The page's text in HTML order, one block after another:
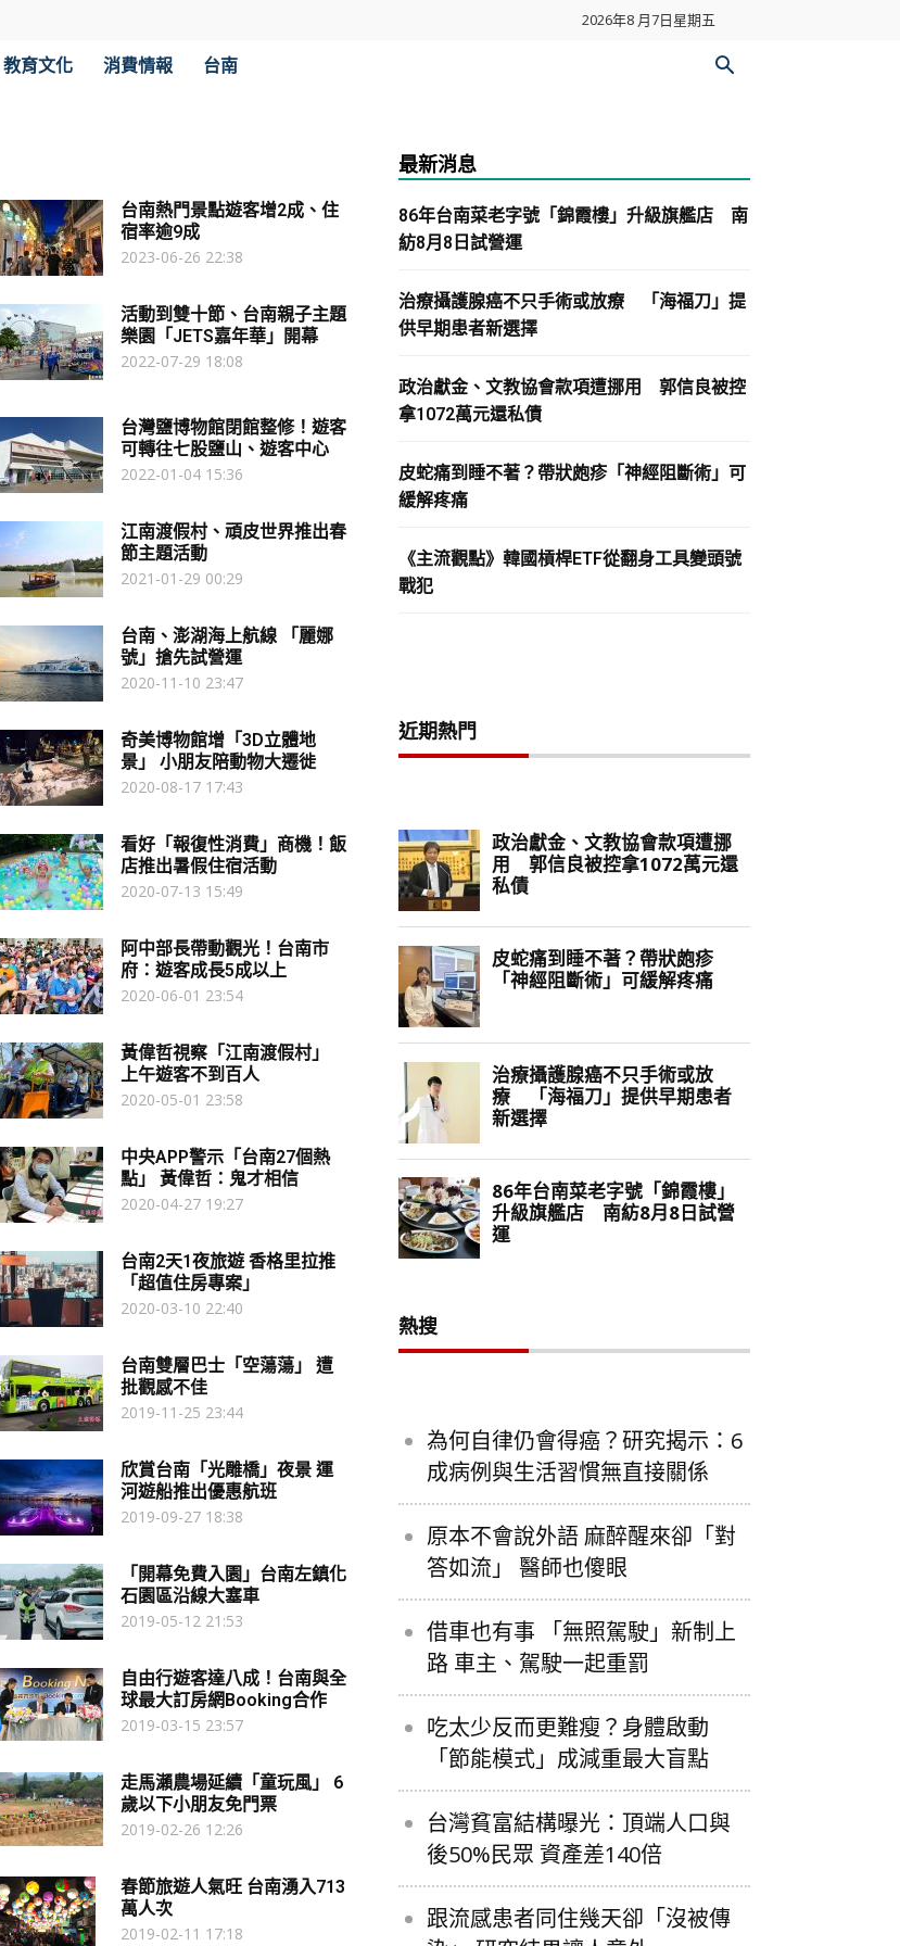
2026年8 月7日星期五
教育文化 消費情報 台南
台南熱門景點遊客增2成、住
宿率逾9成
2023-06-26 22:38
活動到雙十節、台南親子主題
樂園「JETS嘉年華」開幕
2022-07-29 18:08
台灣鹽博物館閉館整修！遊客
可轉往七股鹽山、遊客中心
2022-01-04 15:36
江南渡假村、頑皮世界推出春
節主題活動
2021-01-29 00:29
台南、澎湖海上航線 「麗娜
號」搶先試營運
2020-11-10 23:47
奇美博物館增「3D立體地
景」 小朋友陪動物大遷徙
2020-08-17 17:43
看好「報復性消費」商機！飯
店推出暑假住宿活動
2020-07-13 15:49
阿中部長帶動觀光！台南市
府：遊客成長5成以上
2020-06-01 23:54
黃偉哲視察「江南渡假村」
上午遊客不到百人
2020-05-01 23:58
中央APP警示「台南27個熱
點」 黃偉哲：鬼才相信
2020-04-27 19:27
台南2天1夜旅遊 香格里拉推
「超值住房專案」
2020-03-10 22:40
台南雙層巴士「空蕩蕩」 遭
批觀感不佳
2019-11-25 23:44
欣賞台南「光雕橋」夜景 運
河遊船推出優惠航班
2019-09-27 18:38
「開幕免費入園」台南左鎮化
石園區沿線大塞車
2019-05-12 21:53
自由行遊客達八成！台南與全
球最大訂房網Booking合作
2019-03-15 23:57
走馬瀨農場延續「童玩風」 6
歲以下小朋友免門票
2019-02-26 12:26
春節旅遊人氣旺 台南湧入713
萬人次
2019-02-11 17:18
最新消息
86年台南菜老字號「錦霞樓」升級旗艦店 南
紡8月8日試營運
治療攝護腺癌不只手術或放療 「海福刀」提
供早期患者新選擇
政治獻金、文教協會款項遭挪用 郭信良被控
拿1072萬元還私債
皮蛇痛到睡不著？帶狀皰疹「神經阻斷術」可
緩解疼痛
《主流觀點》韓國槓桿ETF從翻身工具變頭號
戰犯
近期熱門
熱搜
為何自律仍會得癌？研究揭示：6
成病例與生活習慣無直接關係
原本不會說外語 麻醉醒來卻「對
答如流」 醫師也傻眼
借車也有事 「無照駕駛」新制上
路 車主、駕駛一起重罰
吃太少反而更難瘦？身體啟動
「節能模式」成減重最大盲點
台灣貧富結構曝光：頂端人口與
後50%民眾 資產差140倍
跟流感患者同住幾天卻「沒被傳